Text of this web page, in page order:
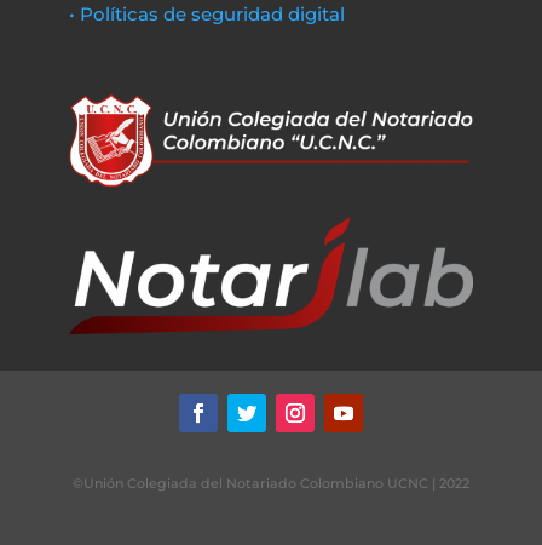
• Políticas de seguridad digital
©Unión Colegiada del Notariado Colombiano UCNC | 2022